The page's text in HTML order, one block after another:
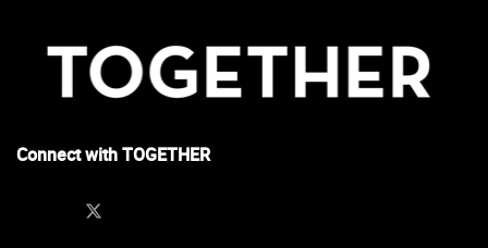
Connect with TOGETHER